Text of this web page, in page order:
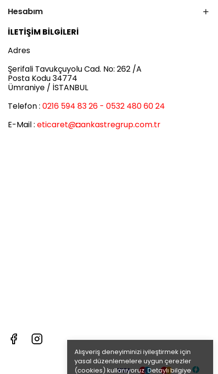
Alışveriş deneyiminizi iyileştirmek için
yasal düzenlemelere uygun çerezler
(cookies) kullanıyoruz. Detaylı bilgiye
Hesabım
İLETİŞİM BİLGİLERİ
Adres
Şerifali Tavukçuyolu Cad. No: 262 /A
Posta Kodu 34774
Ümraniye / İSTANBUL
Telefon : 0216 594 83 26 - 0532 480 60 24
E-Mail : eticaret@◘ankastregrup.com.tr